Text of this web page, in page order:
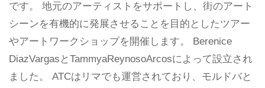
です。 地元のアーティストをサポートし、街のアート
シーンを有機的に発展させることを目的としたツアー
やアートワークショップを開催します。 Berenice
DiazVargasとTammyaReynosoArcosによって設立され
ました。 ATCはリマでも運営されており、モルドバと